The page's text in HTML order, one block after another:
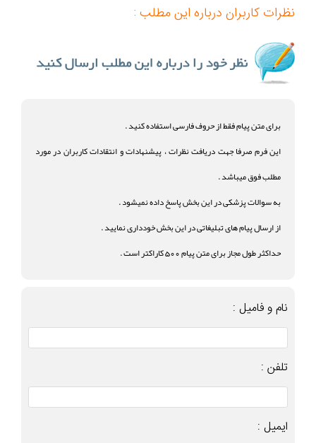
نظرات کاربران درباره این مطلب :
برای متن پیام فقط از حروف فارسی استفاده کنید .
این فرم صرفا جهت دریافت نظرات ، پیشنهادات و انتقادات کاربران در مورد
مطلب فوق میباشد .
به سوالات پزشکی در این بخش پاسخ داده نمیشود .
از ارسال پیام های تبلیغاتی در این بخش خودداری نمایید .
حداکثر طول مجاز برای متن پیام 500 کاراکتر است .
نام و فامیل :
تلفن :
ایمیل :